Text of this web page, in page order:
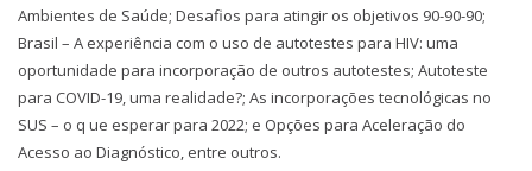
Ambientes de Saúde; Desafios para atingir os objetivos 90-90-90;
Brasil – A experiência com o uso de autotestes para HIV: uma
oportunidade para incorporação de outros autotestes; Autoteste
para COVID-19, uma realidade?; As incorporações tecnológicas no
SUS – o q ue esperar para 2022; e Opções para Aceleração do
Acesso ao Diagnóstico, entre outros.